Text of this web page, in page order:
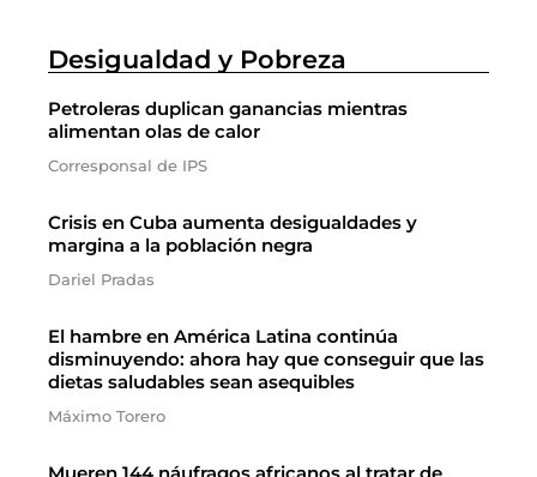
Desigualdad y Pobreza
Petroleras duplican ganancias mientras
alimentan olas de calor
Corresponsal de IPS
Crisis en Cuba aumenta desigualdades y
margina a la población negra
Dariel Pradas
El hambre en América Latina continúa
disminuyendo: ahora hay que conseguir que las
dietas saludables sean asequibles
Máximo Torero